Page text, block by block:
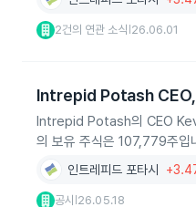
2건의 연관 소식 26.06.01
Intrepid Potash CEO,
Intrepid Potash의 CEO
의 보유 주식은 107,779주입
인트레피드 포타시
공시 26.05.18